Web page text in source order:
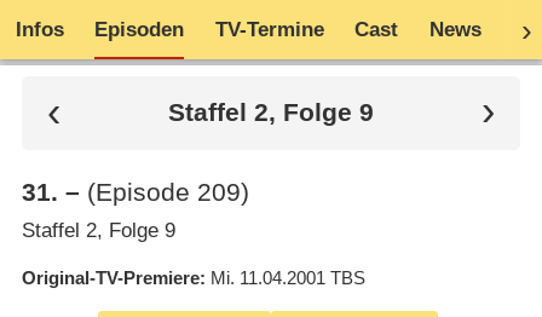
Infos Episoden TV-Termine Cast News
Staffel 2, Folge 9
31. – (Episode 209)
Staffel 2, Folge 9
Original-TV-Premiere Mi. 11.04.2001 TBS